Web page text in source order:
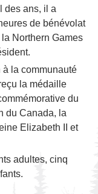
des ans, il a
de bénévolat
Northern Games
la communauté
la médaille
du
du Canada, la
Elizabeth II et
adultes, cinq